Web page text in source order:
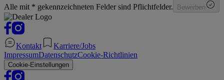
Alle mit * gekennzeichneten Felder sind Pflichtfelder. Bewerben
Kontakt
Karriere/Jobs
ImpressumDatenschutzCookie-Richtlinien
Cookie-Einstellungen